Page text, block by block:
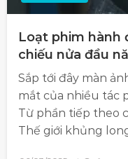
Loạt phim hành
chiếu nửa đầu
Sắp tới đây màn
mắt của nhiều tác
Từ phần tiếp theo
Thế giới khủng